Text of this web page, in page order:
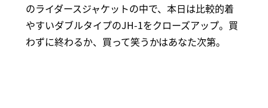
のライダースジャケットの中で、本日は比較的着
やすいダブルタイプのJH-1をクローズアップ。買
わずに終わるか、買って笑うかはあなた次第。